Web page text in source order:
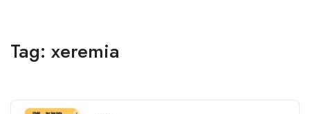
Tag: xeremia